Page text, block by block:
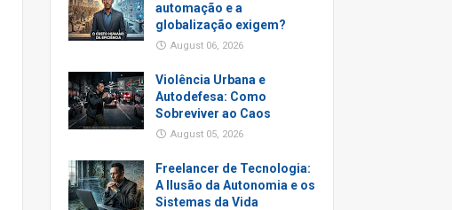
automação e a
globalização exigem?
August 06, 2026
Violência Urbana e
Autodefesa: Como
Sobreviver ao Caos
August 05, 2026
Freelancer de Tecnologia:
A Ilusão da Autonomia e os
Sistemas da Vida